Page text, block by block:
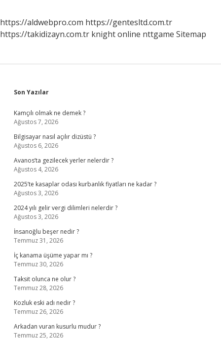
2024
https://aldwebpro.com https://gentesltd.com.tr
https://takidizayn.com.tr knight online nttgame Sitemap
Sidebar
Son Yazılar
Kamçılı olmak ne demek ?
Ağustos 7, 2026
Bilgisayar nasıl açılır dizüstü ?
Ağustos 6, 2026
Avanos’ta gezilecek yerler nelerdir ?
Ağustos 4, 2026
2025’te kasaplar odası kurbanlık fiyatları ne kadar ?
Ağustos 3, 2026
2024 yılı gelir vergi dilimleri nelerdir ?
Ağustos 3, 2026
İnsanoğlu beşer nedir ?
Temmuz 31, 2026
İç kanama üşüme yapar mı ?
Temmuz 30, 2026
Taksit olunca ne olur ?
Temmuz 28, 2026
Kozluk eski adı nedir ?
Temmuz 26, 2026
Arkadan vuran kusurlu mudur ?
Temmuz 25, 2026